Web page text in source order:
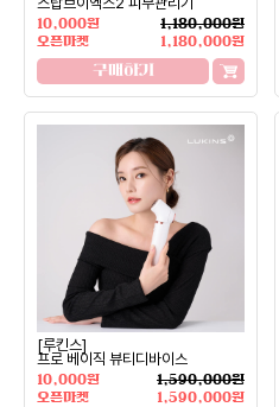
10,000원
1,180,000원
오픈마켓
1,180,000원
구매하기
[루킨스]
프로 베이직 뷰티디바이스
10,000원
1,590,000원
오픈마켓
1,590,000원